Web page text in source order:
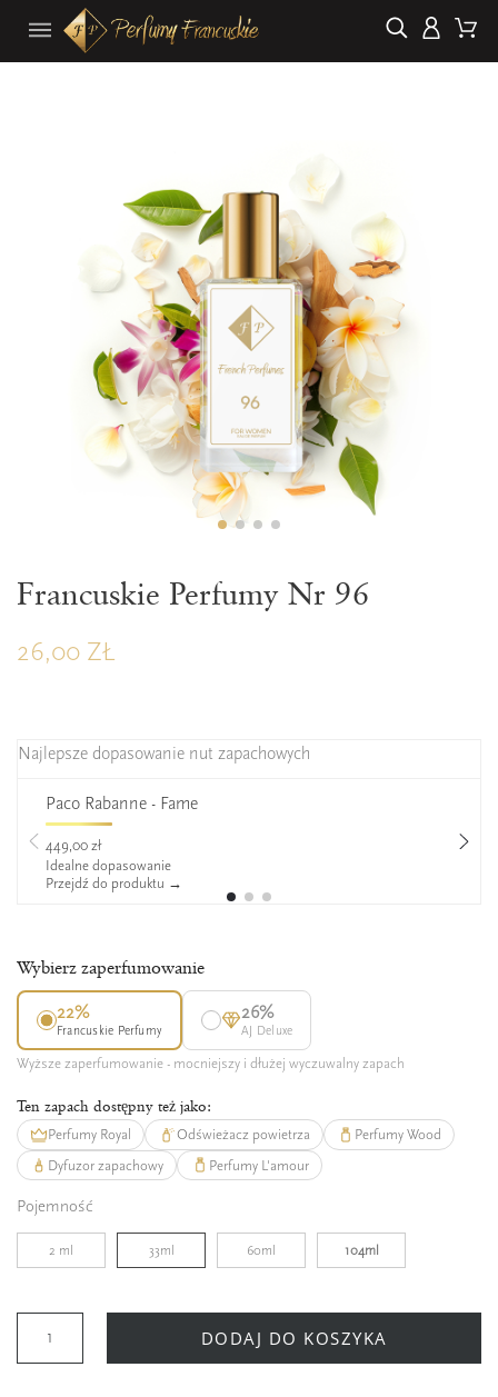
ZAPERFUMOWANIE 22%
Francuskie Perfumy Nr 96
26,00 ZŁ
Najlepsze dopasowanie nut zapachowych
Paco Rabanne - Fame
449,00 zł
Idealne dopasowanie
Przejdź do produktu →
Wybierz zaperfumowanie
22%
Francuskie Perfumy
26%
AJ Deluxe
Wyższe zaperfumowanie - mocniejszy i dłużej wyczuwalny zapach
Ten zapach dostępny też jako:
Perfumy Royal Odświeżacz powietrza
Perfumy Wood
Dyfuzor zapachowy
Perfumy L'amour
Pojemność
2 ml 33ml 60ml 104ml
DODAJ DO KOSZYKA